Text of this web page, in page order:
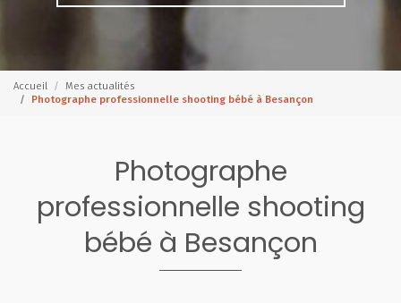
Accueil
Mes actualités
Photographe professionnelle shooting bébé à Besançon
Photographe
professionnelle shooting
bébé à Besançon